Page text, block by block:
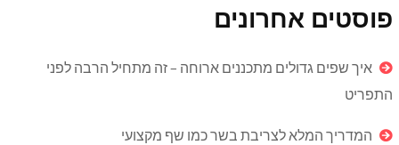
פוסטים אחרונים
איך שפים גדולים מתכננים ארוחה – זה מתחיל הרבה לפני
התפריט
המדריך המלא לצריבת בשר כמו שף מקצועי